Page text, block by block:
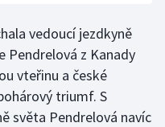
vedoucí jezdkyně
Pendrelová z Kanady
vteřinu a české
triumf. S
světa Pendrelová navíc